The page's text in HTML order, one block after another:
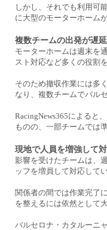
しかし、それでも利用可
に大型のモーターホーム
複数チームの出発が遅延
モーターホームは週末を
スト対応など多くの役割
そのため撤収作業には多
なり、複数チームでバル
RacingNews365によると
ものの、一部チームでは
現地で人員を増強して
影響を受けたチームは、
ッフを増員して対応してい
関係者の間では作業完了
を整えるには依然として
バルセロナ・カタルーニ